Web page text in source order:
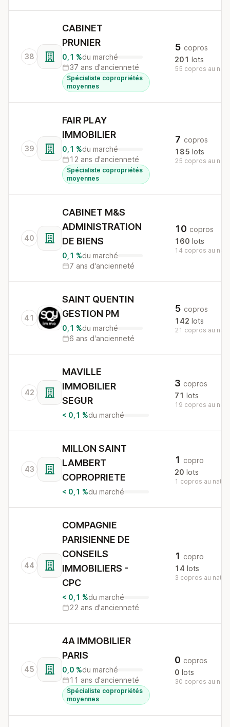
38
CABINET
PRUNIER
0,1 %du marché
37 ans d'ancienneté
Spécialiste copropriétés
moyennes
5 copros
201 lots
55 copros au
39
FAIR PLAY
IMMOBILIER
0,1 %du marché
12 ans d'ancienneté
Spécialiste copropriétés
moyennes
7 copros
185 lots
25 copros au
40
CABINET M&S
ADMINISTRATION
DE BIENS
0,1 %du marché
7 ans d'ancienneté
10 copros
160 lots
14 copros au
41
SAINT QUENTIN
GESTION PM
0,1 %du marché
6 ans d'ancienneté
5 copros
142 lots
21 copros au
42
MAVILLE
IMMOBILIER
SEGUR
< 0,1 %du marché
3 copros
71 lots
19 copros au
43
MILLON SAINT
LAMBERT
COPROPRIETE
< 0,1 %du marché
1 copro
20 lots
1 copros au
44
COMPAGNIE
PARISIENNE DE
CONSEILS
IMMOBILIERS -
CPC
< 0,1 %du marché
22 ans d'ancienneté
1 copro
14 lots
3 copros au
45
4A IMMOBILIER
PARIS
0,0 %du marché
11 ans d'ancienneté
Spécialiste copropriétés
moyennes
0 copros
0 lots
30 copros au